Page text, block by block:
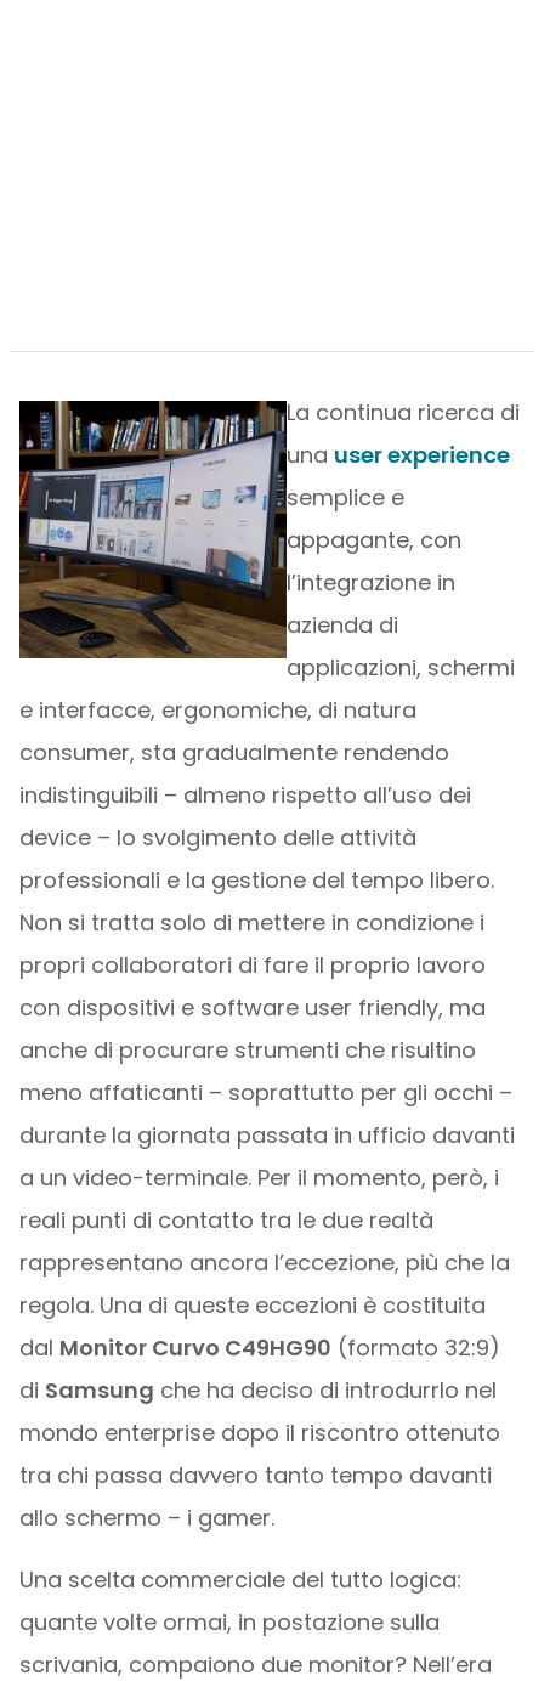
La continua ricerca di
una user experience
semplice e
appagante, con
l’integrazione in
azienda di
applicazioni, schermi
e interfacce, ergonomiche, di natura
consumer, sta gradualmente rendendo
indistinguibili – almeno rispetto all’uso dei
device – lo svolgimento delle attività
professionali e la gestione del tempo libero.
Non si tratta solo di mettere in condizione i
propri collaboratori di fare il proprio lavoro
con dispositivi e software user friendly, ma
anche di procurare strumenti che risultino
meno affaticanti – soprattutto per gli occhi –
durante la giornata passata in ufficio davanti
a un video-terminale. Per il momento, però, i
reali punti di contatto tra le due realtà
rappresentano ancora l’eccezione, più che la
regola. Una di queste eccezioni è costituita
dal Monitor Curvo C49HG90 (formato 32:9)
di Samsung che ha deciso di introdurrlo nel
mondo enterprise dopo il riscontro ottenuto
tra chi passa davvero tanto tempo davanti
allo schermo – i gamer.
Una scelta commerciale del tutto logica:
quante volte ormai, in postazione sulla
scrivania, compaiono due monitor? Nell’era